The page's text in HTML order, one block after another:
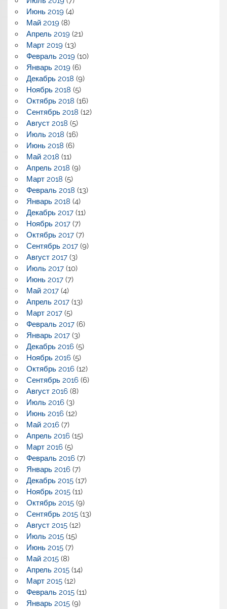
Июнь 2019(4)
Май 2019(8)
Апрель 2019(21)
Март 2019(13)
Февраль 2019(10)
Январь 2019(6)
Декабрь 2018 (9)
Ноябрь 2018 (5)
Октябрь 2018 (16)
Сентябрь 2018 (12)
Август 2018 (5)
Июль 2018 (16)
Июнь 2018 (6)
Май 2018 (11)
Апрель 2018 (9)
Март 2018 (5)
Февраль 2018 (13)
Январь 2018 (4)
Декабрь 2017(11)
Ноябрь 2017(7)
Октябрь 2017(7)
Сентябрь 2017(9)
Август 2017(3)
Июль 2017(10)
Июнь 2017(7)
Май 2017(4)
Апрель 2017(13)
Март 2017(5)
Февраль 2017(6)
Январь 2017(3)
Декабрь 2016(5)
Ноябрь 2016(5)
Октябрь 2016(12)
Сентябрь 2016(6)
Август 2016(8)
Июль 2016(3)
Июнь 2016(12)
Май 2016(7)
Апрель 2016(15)
Март 2016(5)
Февраль 2016(7)
Январь 2016(7)
Декабрь 2015(17)
Ноябрь 2015(11)
Октябрь 2015(9)
Сентябрь 2015(13)
Август 2015(12)
Июль 2015(15)
Июнь 2015(7)
Май 2015(8)
Апрель 2015(14)
Март 2015(12)
Февраль 2015(11)
Январь 2015(9)